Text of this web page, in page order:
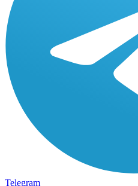
Telegram